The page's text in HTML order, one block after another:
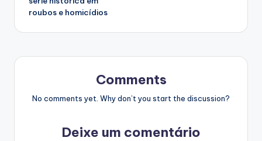
roubos e homicídios
Comments
No comments yet. Why don’t you start the discussion?
Deixe um comentário